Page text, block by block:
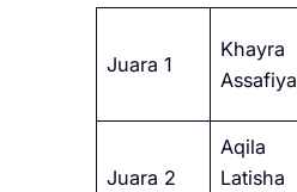
Juara 1
Khayra
Assafiya
Juara 2
Aqila
Latisha